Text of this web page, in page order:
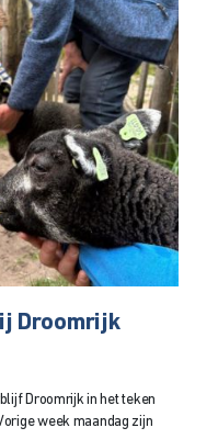
Droomrijk
Droomrijk in het teken
week maandag zijn